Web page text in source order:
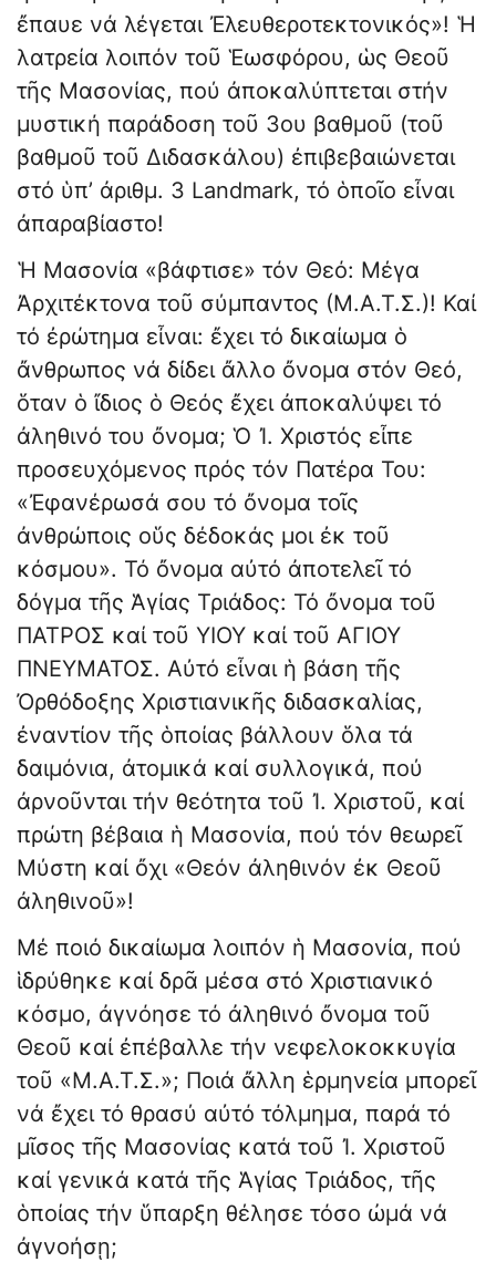
ἔπαυε νά λέγεται Ἐλευθεροτεκτονικός»! Ἡ
λατρεία λοιπόν τοῦ Ἑωσφόρου, ὡς Θεοῦ
τῆς Μασονίας, πού ἀποκαλύπτεται στήν
μυστική παράδοση τοῦ 3ου βαθμοῦ (τοῦ
βαθμοῦ τοῦ Διδασκάλου) ἐπιβεβαιώνεται
στό ὑπ’ ἀριθμ. 3 Landmark, τό ὁποῖο εἶναι
ἀπαραβίαστο!
Ἡ Μασονία «βάφτισε» τόν Θεό: Μέγα
Ἀρχιτέκτονα τοῦ σύμπαντος (Μ.Α.Τ.Σ.)! Καί
τό ἐρώτημα εἶναι: ἔχει τό δικαίωμα ὁ
ἄνθρωπος νά δίδει ἄλλο ὄνομα στόν Θεό,
ὅταν ὁ ἴδιος ὁ Θεός ἔχει ἀποκαλύψει τό
ἀληθινό του ὄνομα; Ὁ Ἰ. Χριστός εἶπε
προσευχόμενος πρός τόν Πατέρα Toυ:
«Ἐφανέρωσά σου τό ὄνομα τοῖς
ἀνθρώποις οὕς δέδοκάς μοι ἐκ τοῦ
κόσμου». Τό ὄνομα αὐτό ἀποτελεῖ τό
δόγμα τῆς Ἁγίας Τριάδος: Τό ὄνομα τοῦ
ΠΑΤΡΟΣ καί τοῦ ΥΙΟΥ καί τοῦ ΑΓΙΟΥ
ΠΝΕΥΜΑΤΟΣ. Αὐτό εἶναι ἡ βάση τῆς
Ὀρθόδοξης Χριστιανικῆς διδασκαλίας,
ἐναντίον τῆς ὁποίας βάλλουν ὅλα τά
δαιμόνια, ἀτομικά καί συλλογικά, πού
ἀρνοῦνται τήν θεότητα τοῦ Ἰ. Χριστοῦ, καί
πρώτη βέβαια ἡ Μασονία, πού τόν θεωρεῖ
Μύστη καί ὄχι «Θεόν ἀληθινόν ἐκ Θεοῦ
ἀληθινοῦ»!
Μέ ποιό δικαίωμα λοιπόν ἡ Μασονία, πού
ἱδρύθηκε καί δρᾶ μέσα στό Χριστιανικό
κόσμο, ἀγνόησε τό ἀληθινό ὄνομα τοῦ
Θεοῦ καί ἐπέβαλλε τήν νεφελοκοκκυγία
τοῦ «Μ.Α.Τ.Σ.»; Ποιά ἄλλη ἑρμηνεία μπορεῖ
νά ἔχει τό θρασύ αὐτό τόλμημα, παρά τό
μῖσος τῆς Μασο­νίας κατά τοῦ Ἰ. Χριστοῦ
καί γενικά κατά τῆς Ἁγίας Τριάδος, τῆς
ὁποίας τήν ὕπαρξη θέλησε τόσο ὠμά νά
ἀγνοήσῃ;